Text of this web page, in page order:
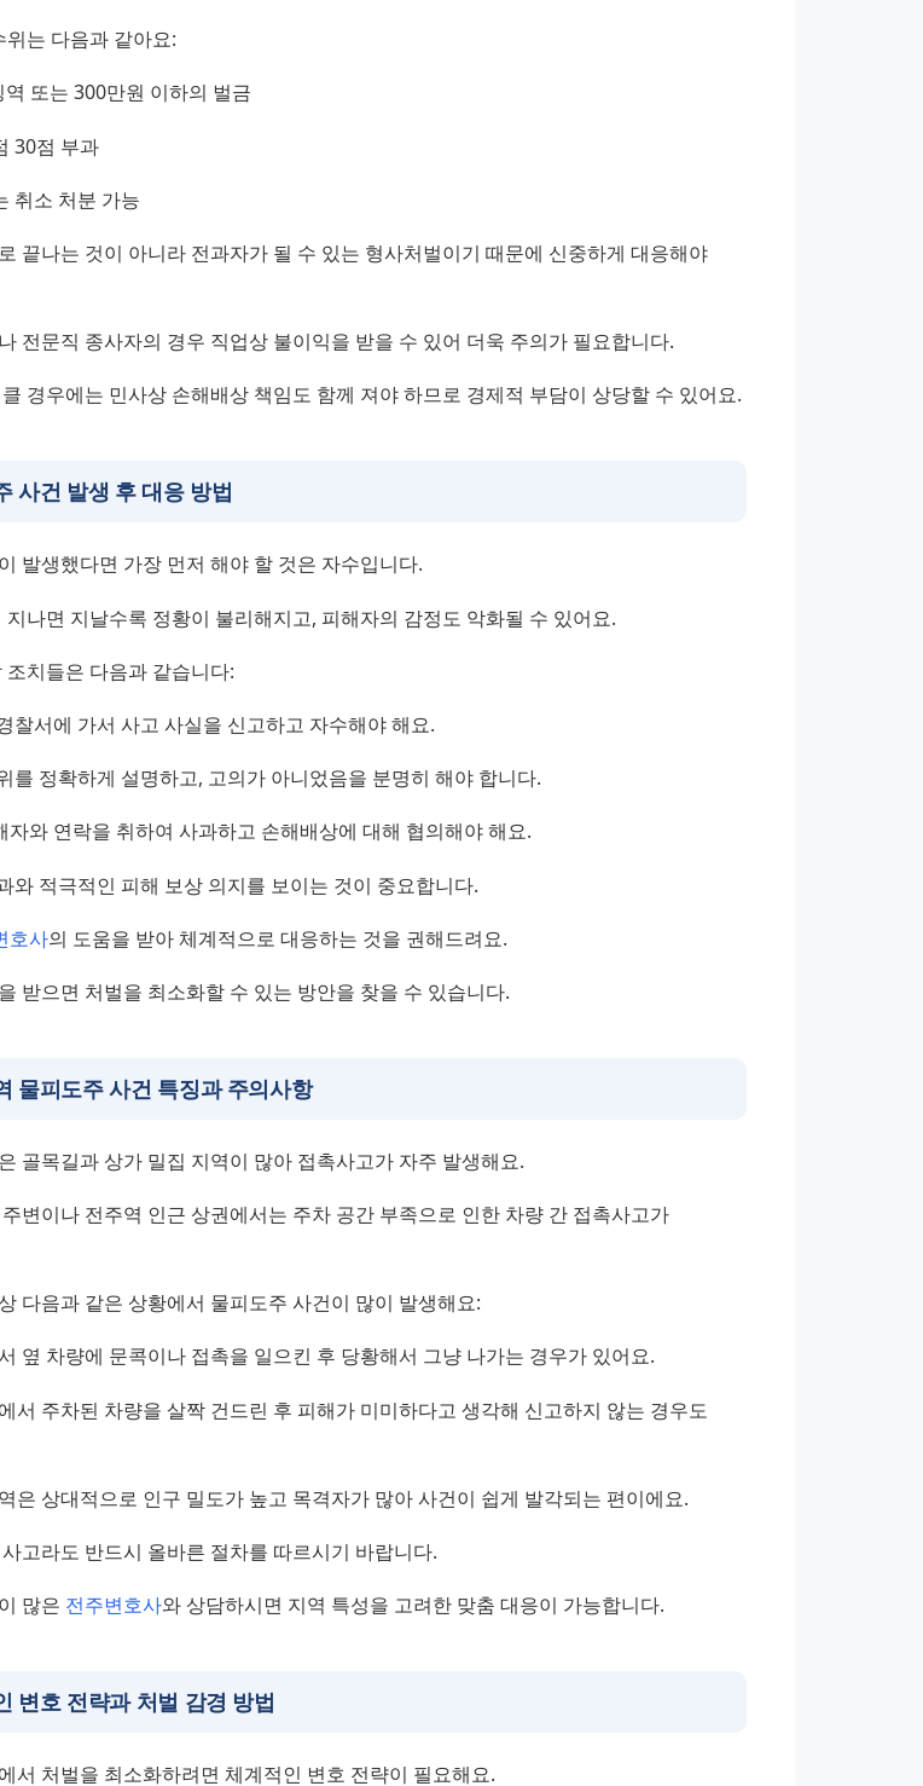
위는 다음과 같아요:
역 또는 300만원 이하의 벌금
30점 부과
취소 처분 가능
끝나는 것이 아니라 전과자가 될 수 있는 형사처벌이기 때문에 신중하게 대응해야
전문직 종사자의 경우 직업상 불이익을 받을 수 있어 더욱 주의가 필요합니다.
경우에는 민사상 손해배상 책임도 함께 져야 하므로 경제적 부담이 상당할 수 있어요.
사건 발생 후 대응 방법
발생했다면 가장 먼저 해야 할 것은 자수입니다.
지나면 지날수록 정황이 불리해지고, 피해자의 감정도 악화될 수 있어요.
조치들은 다음과 같습니다:
찰서에 가서 사고 사실을 신고하고 자수해야 해요.
를 정확하게 설명하고, 고의가 아니었음을 분명히 해야 합니다.
자와 연락을 취하여 사과하고 손해배상에 대해 협의해야 해요.
와 적극적인 피해 보상 의지를 보이는 것이 중요합니다.
호사의 도움을 받아 체계적으로 대응하는 것을 권해드려요.
받으면 처벌을 최소화할 수 있는 방안을 찾을 수 있습니다.
물피도주 사건 특징과 주의사항
골목길과 상가 밀집 지역이 많아 접촉사고가 자주 발생해요.
변이나 전주역 인근 상권에서는 주차 공간 부족으로 인한 차량 간 접촉사고가
다음과 같은 상황에서 물피도주 사건이 많이 발생해요:
옆 차량에 문콕이나 접촉을 일으킨 후 당황해서 그냥 나가는 경우가 있어요.
서 주차된 차량을 살짝 건드린 후 피해가 미미하다고 생각해 신고하지 않는 경우도
은 상대적으로 인구 밀도가 높고 목격자가 많아 사건이 쉽게 발각되는 편이에요.
고라도 반드시 올바른 절차를 따르시기 바랍니다.
많은 전주변호사와 상담하시면 지역 특성을 고려한 맞춤 대응이 가능합니다.
변호 전략과 처벌 감경 방법
서 처벌을 최소화하려면 체계적인 변호 전략이 필요해요.